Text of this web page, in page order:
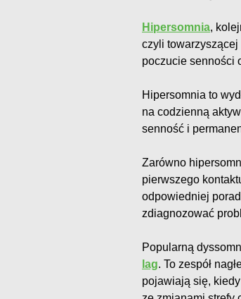
Hipersomnia,
czyli
poczucie senności
Hipersomnia to
na codzienną
senność i
Zarówno
pierwszego
odpowiedniej
zdiagnozować
Popularną
lag. To zespół
pojawiają się,